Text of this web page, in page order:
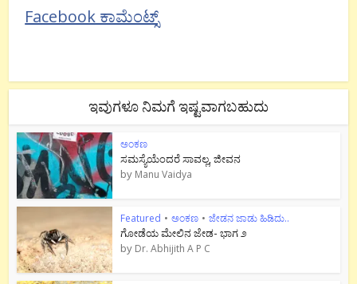
Facebook ಕಾಮೆಂಟ್ಸ್
ಇವುಗಳೂ ನಿಮಗೆ ಇಷ್ಟವಾಗಬಹುದು
ಅಂಕಣ
ಸಮಸ್ಯೆಯೆಂದರೆ ಸಾವಲ್ಲ, ಜೀವನ
by Manu Vaidya
Featured • ಅಂಕಣ • ಜೇಡನ ಜಾಡು ಹಿಡಿದು..
ಗೋಡೆಯ ಮೇಲಿನ ಜೇಡ- ಭಾಗ ೨
by Dr. Abhijith A P C